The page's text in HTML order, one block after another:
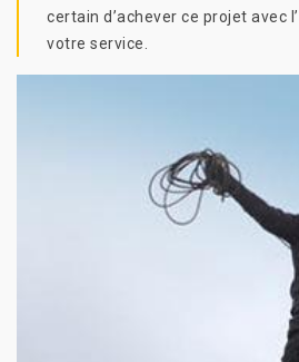
certain d’achever ce projet avec
votre service.